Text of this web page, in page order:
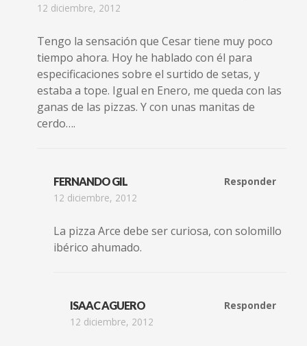
12 diciembre, 2012
Tengo la sensación que Cesar tiene muy poco
tiempo ahora. Hoy he hablado con él para
especificaciones sobre el surtido de setas, y
estaba a tope. Igual en Enero, me queda con las
ganas de las pizzas. Y con unas manitas de
cerdo….
FERNANDO GIL
12 diciembre, 2012
Responder
La pizza Arce debe ser curiosa, con solomillo
ibérico ahumado.
ISAAC AGUERO
12 diciembre, 2012
Responder